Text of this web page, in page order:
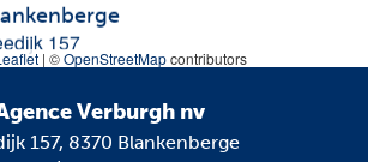
157
| ©OpenStreetMapcontributors
Verburgh nv
157, 8370 Blankenberge